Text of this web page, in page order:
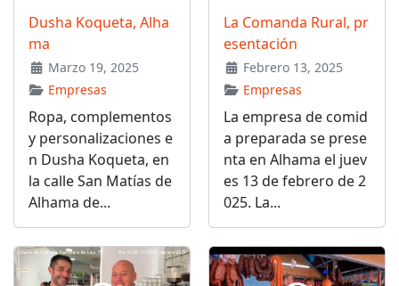
Dusha Koqueta, Alha
ma
Marzo 19, 2025
Empresas
Ropa, complementos
y personalizaciones e
n Dusha Koqueta, en
la calle San Matías de
Alhama de...
La Comanda Rural, pr
esentación
Febrero 13, 2025
Empresas
La empresa de comid
a preparada se prese
nta en Alhama el juev
es 13 de febrero de 2
025. La...